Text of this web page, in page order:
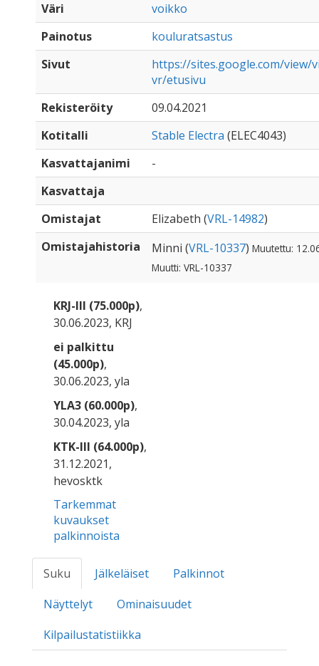
Väri
voikko
Painotus
kouluratsastus
Sivut
https://sites.google.com/view/
vr/etusivu
Rekisteröity
09.04.2021
Kotitalli
Stable Electra (ELEC4043)
Kasvattajanimi
-
Kasvattaja
Omistajat
Elizabeth (VRL-14982)
Omistajahistoria
Minni (VRL-10337) Muutettu:
Muutti: VRL-10337
KRJ-III (75.000p),
30.06.2023, KRJ
ei palkittu
(45.000p),
30.06.2023, yla
YLA3 (60.000p),
30.04.2023, yla
KTK-III (64.000p),
31.12.2021,
hevosktk
Tarkemmat
kuvaukset
palkinnoista
Suku Jälkeläiset
Palkinnot
Näyttelyt
Ominaisuudet
Kilpailustatistiikka